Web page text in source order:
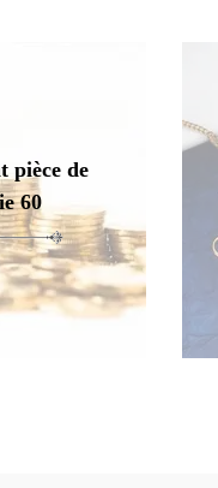
pièce de
60